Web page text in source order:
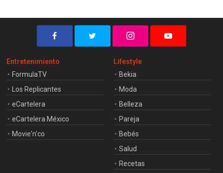
Entretenimiento
FormulaTV
Los Replicantes
eCartelera
eCartelera México
Movie'n'co
Lifestyle
Bekia
Moda
Belleza
Pareja
Bebés
Salud
Recetas